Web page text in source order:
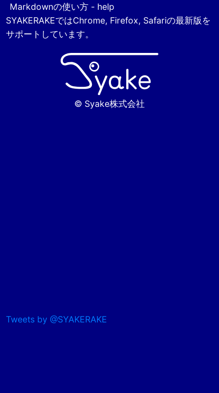
Markdownの使い方 - help
SYAKERAKEではChrome, Firefox, Safariの最新版を
サポートしています。
© Syake株式会社
Tweets by @SYAKERAKE